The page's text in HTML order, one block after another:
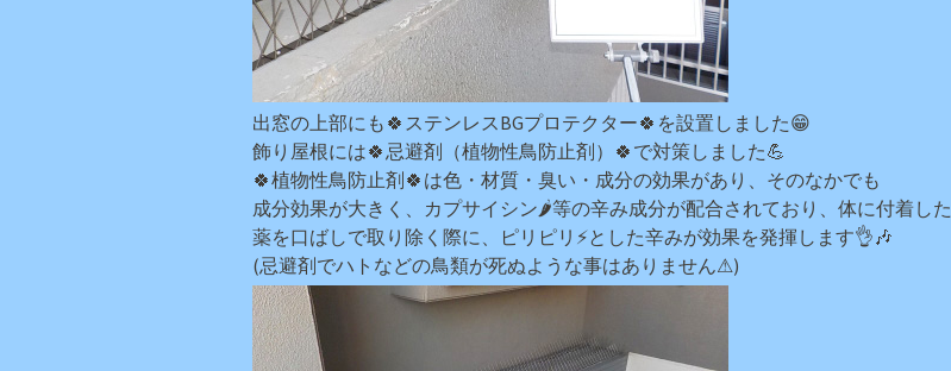
出窓の上部にも🍀ステンレスBGプロテクター🍀を設置しました😁
飾り屋根には🍀忌避剤（植物性鳥防止剤）🍀で対策しました💪
🍀植物性鳥防止剤🍀は色・材質・臭い・成分の効果があり、そのなかでも
成分効果が大きく、カプサイシン🌶等の辛み成分が配合されており、体に付着した
薬を口ばしで取り除く際に、ピリピリ⚡とした辛みが効果を発揮します👌🎶
(忌避剤でハトなどの鳥類が死ぬような事はありません⚠)